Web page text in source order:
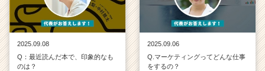
2025.09.08
Q：最近読んだ本で、印象的なも
のは？
2025.09.06
Q.マーケティングってどんな仕事
をするの？